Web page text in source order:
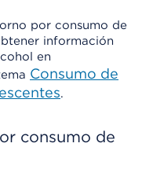
por consumo de
información
en
Consumo de
.
consumo de